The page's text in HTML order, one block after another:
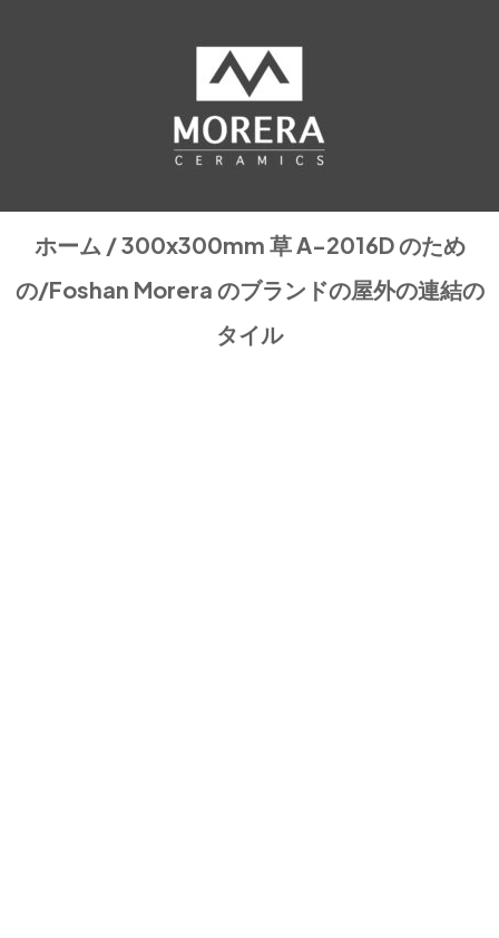
ホーム /300x300mm 草 A-2016D のため
の/Foshan Morera のブランドの屋外の連結の
タイル